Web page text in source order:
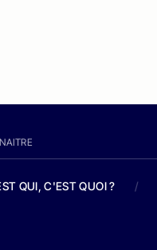
QUI, C'EST QUOI ? /